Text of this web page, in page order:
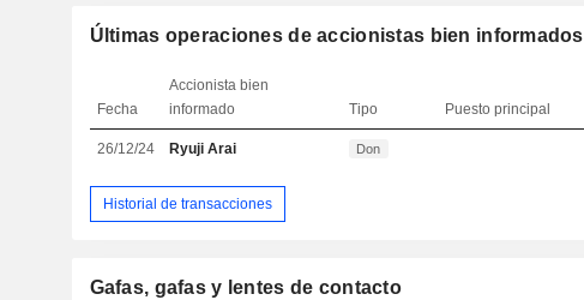
Últimas operaciones de accionistas bien informados
Fecha
Accionista bien
informado
Tipo Puesto principal
26/12/24 Ryuji Arai Don
Historial de transacciones
Gafas, gafas y lentes de contacto